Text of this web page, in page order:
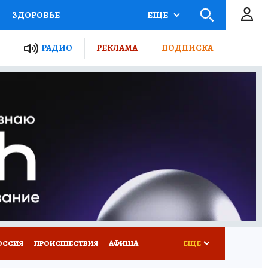
ЗДОРОВЬЕ
РОССИИ
ПУТЕВОДИТЕЛЬ
ПОТРЕБИТЕЛЯ
ЕЩЕ
РАДИО РЕКЛАМА ПОДПИСКА
ПРОИСШЕСТВИЯ АФИША ЕЩЕ